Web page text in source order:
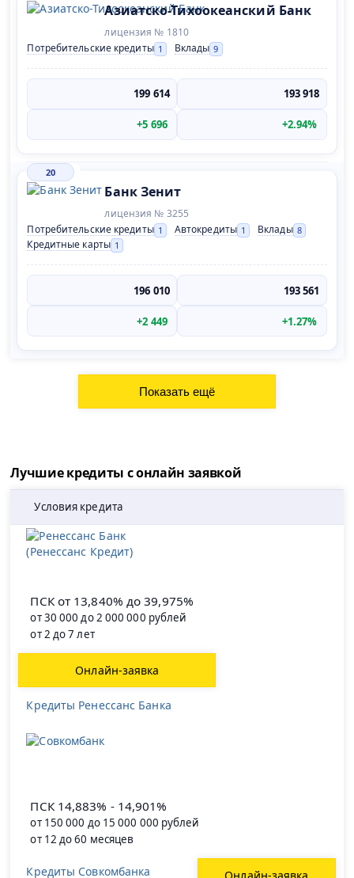
Азиатско-Тихоокеанский Банк
лицензия № 1810
Потребительские кредиты 1 Вклады 9
199 614 193 918
+5 696 +2.94%
20
Банк Зенит
лицензия № 3255
Потребительские кредиты 1 Автокредиты 1 Вклады 8
Кредитные карты 1
196 010 193 561
+2 449 +1.27%
Лучшие кредиты с онлайн заявкой
Условия кредита
ПСК от 13,840% до 39,975%
от 30 000 до 2 000 000 рублей
от 2 до 7 лет
Онлайн-заявка
Кредиты Ренессанс Банка
ПСК 14,883% - 14,901%
от 150 000 до 15 000 000 рублей
от 12 до 60 месяцев
Кредиты Совкомбанка